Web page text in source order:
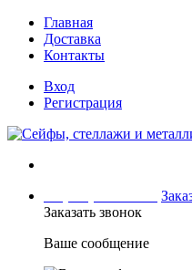
Главная
Доставка
Контакты
Вход
Регистрация
Заказать звонок
Ваше сообщение